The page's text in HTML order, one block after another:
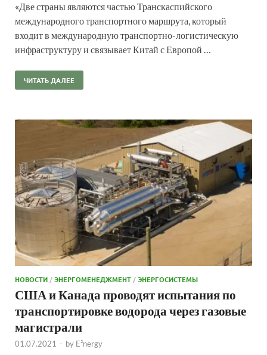
«Две страны являются частью Транскаспийского
международного транспортного маршрута, который
входит в международную транспортно-логистическую
инфраструктуру и связывает Китай с Европой …
ЧИТАТЬ ДАЛЕЕ
НОВОСТИ/ЭНЕРГОМЕНЕДЖМЕНТ/ЭНЕРГОСИСТЕМЫ
США и Канада проводят испытания по
транспортировке водорода через газовые
магистрали
01.07.2021 - by E²nergy